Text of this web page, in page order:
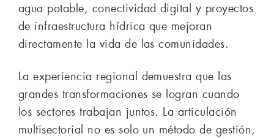
agua potable, conectividad digital y proyectos
de infraestructura hídrica que mejoran
directamente la vida de las comunidades.
La experiencia regional demuestra que las
grandes transformaciones se logran cuando
los sectores trabajan juntos. La articulación
multisectorial no es solo un método de gestión,